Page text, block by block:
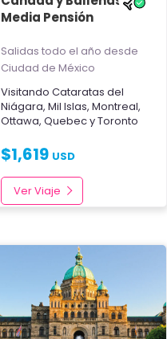
Media Pensión
Salidas todo el año desde
Ciudad de México
Visitando Cataratas del
Niágara, Mil Islas, Montreal,
Ottawa, QuebecyToronto
$1,619 USD
Ver Viaje